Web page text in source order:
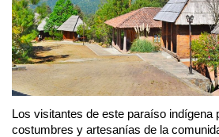
Los visitantes de este paraíso indígena
costumbres y artesanías de la